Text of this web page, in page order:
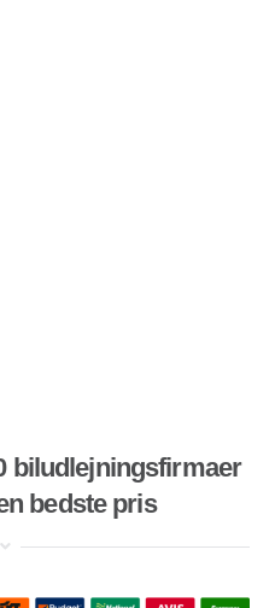
biludlejningsfirmaer
bedste pris